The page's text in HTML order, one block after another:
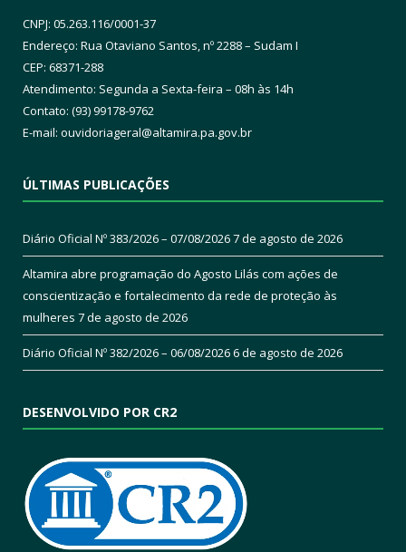
CNPJ: 05.263.116/0001-37
Endereço: Rua Otaviano Santos, nº 2288 – Sudam I
CEP: 68371-288
Atendimento: Segunda a Sexta-feira – 08h às 14h
Contato: (93) 99178-9762
E-mail: ouvidoriageral@altamira.pa.gov.br
ÚLTIMAS PUBLICAÇÕES
Diário Oficial Nº 383/2026 – 07/08/20267 de agosto de 2026
Altamira abre programação do Agosto Lilás com ações de
conscientização e fortalecimento da rede de proteção às
mulheres 7 de agosto de 2026
Diário Oficial Nº 382/2026 – 06/08/20266 de agosto de 2026
DESENVOLVIDO POR CR2